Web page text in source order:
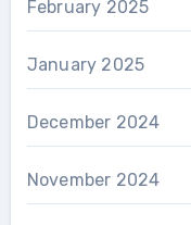
February 2025
January 2025
December 2024
November 2024